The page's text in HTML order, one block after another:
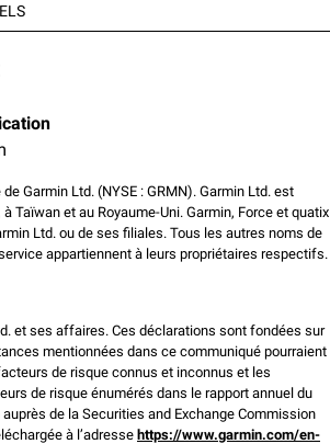
Garmin Ltd. (NYSE : GRMN). Garmin Ltd. est
et au Royaume-Uni. Garmin, Force et quatix
Ltd. ou de ses filiales. Tous les autres noms de
appartiennent à leurs propriétaires respectifs.
et ses affaires. Ces déclarations sont fondées sur
mentionnées dans ce communiqué pourraient
de risque connus et inconnus et les
de risque énumérés dans le rapport annuel du
de la Securities and Exchange Commission
à l’adressehttps://www.garmin.com/en-